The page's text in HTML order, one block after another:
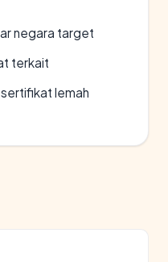
negara target
terkait
lemah